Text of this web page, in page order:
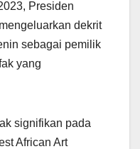
Presiden
dekrit
sebagai pemilik
yang
signifikan pada
African Art